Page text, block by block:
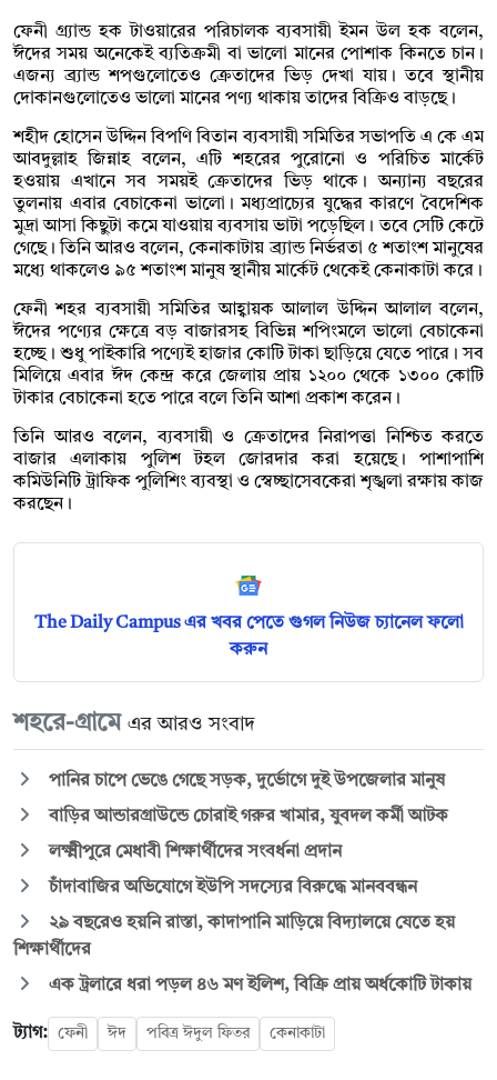
ফেনী গ্র্যান্ড হক টাওয়ারের পরিচালক ব্যবসায়ী ইমন উল হক বলেন,
ঈদের সময় অনেকেই ব্যতিক্রমী বা ভালো মানের পোশাক কিনতে চান।
এজন্য ব্র্যান্ড শপগুলোতেও ক্রেতাদের ভিড় দেখা যায়। তবে স্থানীয়
দোকানগুলোতেও ভালো মানের পণ্য থাকায় তাদের বিক্রিও বাড়ছে।
শহীদ হোসেন উদ্দিন বিপণি বিতান ব্যবসায়ী সমিতির সভাপতি এ কে এম
আবদুল্লাহ জিন্নাহ বলেন, এটি শহরের পুরোনো ও পরিচিত মার্কেট
হওয়ায় এখানে সব সময়ই ক্রেতাদের ভিড় থাকে। অন্যান্য বছরের
তুলনায় এবার বেচাকেনা ভালো। মধ্যপ্রাচ্যের যুদ্ধের কারণে বৈদেশিক
মুদ্রা আসা কিছুটা কমে যাওয়ায় ব্যবসায় ভাটা পড়েছিল। তবে সেটি কেটে
গেছে। তিনি আরও বলেন, কেনাকাটায় ব্র্যান্ড নির্ভরতা ৫ শতাংশ মানুষের
মধ্যে থাকলেও ৯৫ শতাংশ মানুষ স্থানীয় মার্কেট থেকেই কেনাকাটা করে।
ফেনী শহর ব্যবসায়ী সমিতির আহ্বায়ক আলাল উদ্দিন আলাল বলেন,
ঈদের পণ্যের ক্ষেত্রে বড় বাজারসহ বিভিন্ন শপিংমলে ভালো বেচাকেনা
হচ্ছে। শুধু পাইকারি পণ্যেই হাজার কোটি টাকা ছাড়িয়ে যেতে পারে। সব
মিলিয়ে এবার ঈদ কেন্দ্র করে জেলায় প্রায় ১২০০ থেকে ১৩০০ কোটি
টাকার বেচাকেনা হতে পারে বলে তিনি আশা প্রকাশ করেন।
তিনি আরও বলেন, ব্যবসায়ী ও ক্রেতাদের নিরাপত্তা নিশ্চিত করতে
বাজার এলাকায় পুলিশ টহল জোরদার করা হয়েছে। পাশাপাশি
কমিউনিটি ট্রাফিক পুলিশিং ব্যবস্থা ও স্বেচ্ছাসেবকেরা শৃঙ্খলা রক্ষায় কাজ
করছেন।
The Daily Campus এর খবর পেতে গুগল নিউজ চ্যানেল ফলো
করুন
শহরে-গ্রামে এর আরও সংবাদ
পানির চাপে ভেঙে গেছে সড়ক, দুর্ভোগে দুই উপজেলার মানুষ
বাড়ির আন্ডারগ্রাউন্ডে চোরাই গরুর খামার, যুবদল কর্মী আটক
লক্ষ্মীপুরে মেধাবী শিক্ষার্থীদের সংবর্ধনা প্রদান
চাঁদাবাজির অভিযোগে ইউপি সদস্যের বিরুদ্ধে মানববন্ধন
২৯ বছরেও হয়নি রাস্তা, কাদাপানি মাড়িয়ে বিদ্যালয়ে যেতে হয়
শিক্ষার্থীদের
এক ট্রলারে ধরা পড়ল ৪৬ মণ ইলিশ, বিক্রি প্রায় অর্ধকোটি টাকায়
ট্যাগ: ফেনী ঈদ পবিত্র ঈদুল ফিতর কেনাকাটা